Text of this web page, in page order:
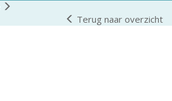
Terug naar overzicht